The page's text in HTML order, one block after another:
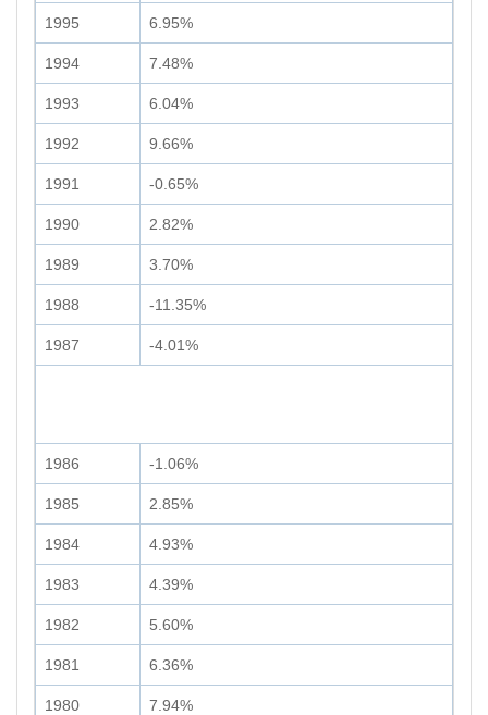
1995 6.95%
1994 7.48%
1993 6.04%
1992 9.66%
1991 -0.65%
1990 2.82%
1989 3.70%
1988 -11.35%
1987 -4.01%
1986 -1.06%
1985 2.85%
1984 4.93%
1983 4.39%
1982 5.60%
1981 6.36%
1980 7.94%